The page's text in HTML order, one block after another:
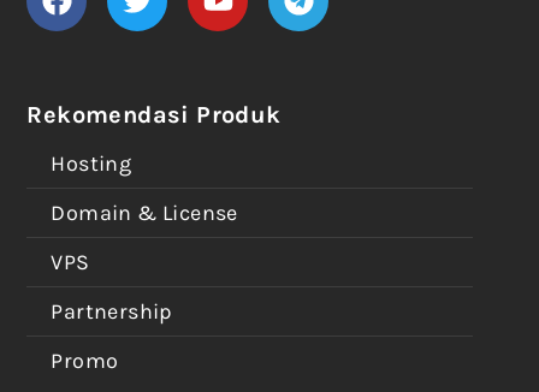
Rekomendasi Produk
Hosting
Domain & License
VPS
Partnership
Promo